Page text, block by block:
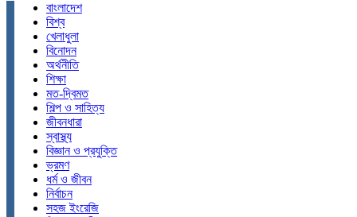
বাংলাদেশ
বিশ্ব
খেলাধুলা
বিনোদন
অর্থনীতি
শিক্ষা
মত-দ্বিমত
শিল্প ও সাহিত্য
জীবনধারা
স্বাস্থ্য
বিজ্ঞান ও প্রযুক্তি
ভ্রমণ
ধর্ম ও জীবন
নির্বাচন
সহজ ইংরেজি